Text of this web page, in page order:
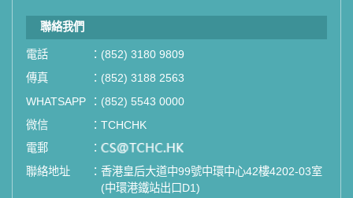
聯絡我們
電話 ： (852) 3180 9809
傳真
： (852) 3188 2563
WHATSAPP
： (852) 5543 0000
微信
： TCHCHK
電郵
： email
聯絡地址
： 香港皇后大道中99號中環中心42樓4202-03室
(中環港鐵站出口D1)